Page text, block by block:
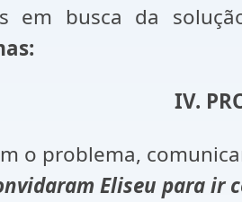
em busca da
IV.
o problema,
Eliseu para ir